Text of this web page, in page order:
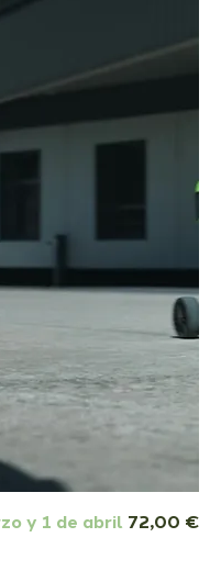
y 1 de abril Precio
72,00 €